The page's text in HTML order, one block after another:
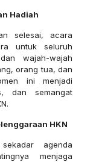
Hadiah
selesai, acara
untuk seluruh
wajah-wajah
orang tua, dan
ini menjadi
dan semangat
HKN
agenda
menjaga